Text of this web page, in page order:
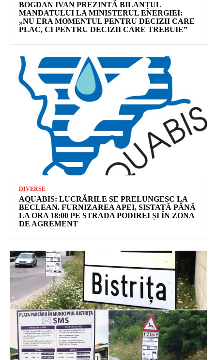
BOGDAN IVAN PREZINTĂ BILANȚUL
MANDATULUI LA MINISTERUL ENERGIEI:
„NU ERA MOMENTUL PENTRU DECIZII CARE
PLAC, CI PENTRU DECIZII CARE TREBUIE”
DIVERSE
AQUABIS: LUCRĂRILE SE PRELUNGESC LA
BECLEAN. FURNIZAREA APEI, SISTATĂ PÂNĂ
LA ORA 18:00 PE STRADA PODIREI ȘI ÎN ZONA
DE AGREMENT